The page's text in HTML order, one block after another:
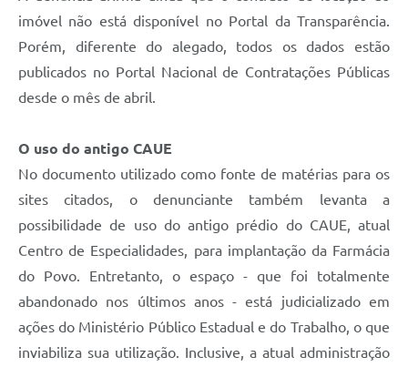
imóvel não está disponível no Portal da Transparência.
Porém, diferente do alegado, todos os dados estão
publicados no Portal Nacional de Contratações Públicas
desde o mês de abril.
O uso do antigo CAUE
No documento utilizado como fonte de matérias para os
sites citados, o denunciante também levanta a
possibilidade de uso do antigo prédio do CAUE, atual
Centro de Especialidades, para implantação da Farmácia
do Povo. Entretanto, o espaço - que foi totalmente
abandonado nos últimos anos - está judicializado em
ações do Ministério Público Estadual e do Trabalho, o que
inviabiliza sua utilização. Inclusive, a atual administração